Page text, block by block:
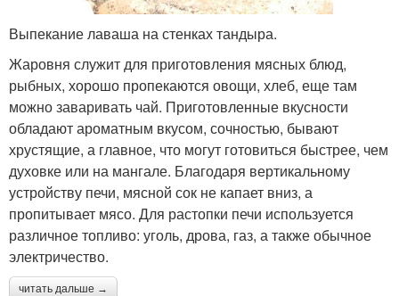
Выпекание лаваша на стенках тандыра.
Жаровня служит для приготовления мясных блюд,
рыбных, хорошо пропекаются овощи, хлеб, еще там
можно заваривать чай. Приготовленные вкусности
обладают ароматным вкусом, сочностью, бывают
хрустящие, а главное, что могут готовиться быстрее, чем
духовке или на мангале. Благодаря вертикальному
устройству печи, мясной сок не капает вниз, а
пропитывает мясо. Для растопки печи используется
различное топливо: уголь, дрова, газ, а также обычное
электричество.
читать дальше →